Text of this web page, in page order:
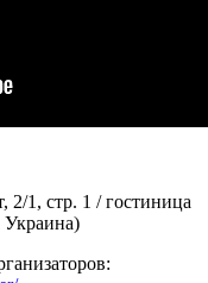
2/1, стр. 1 / гостиница
Украина)